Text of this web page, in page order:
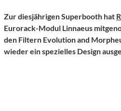
Zur diesjährigen Superbooth hat
Eurorack-Modul Linnaeus
den Filtern Evolution and
wieder ein spezielles Design